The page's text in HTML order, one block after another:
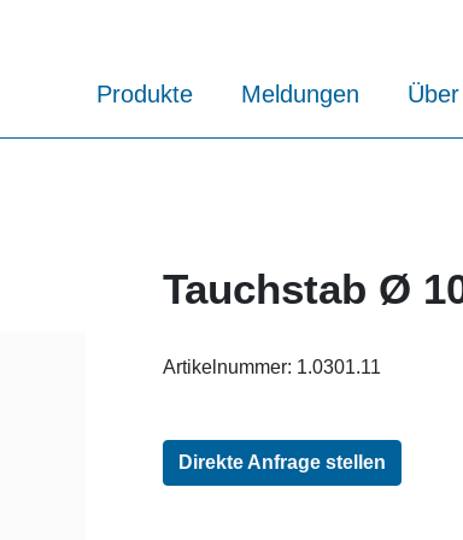
Produkte Meldungen
Tauchstab Ø
Artikelnummer: 1.0301.11
Direkte Anfrage stellen